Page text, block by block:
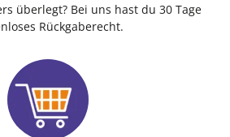
überlegt? Bei uns hast du 30 Tage
Rückgaberecht.